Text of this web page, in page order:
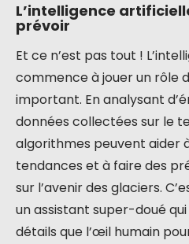
L’intelligence
prévoir
Et ce n’est pas tout !
commence à jouer un rôle
important. En analysant
données collectées sur le
algorithmes peuvent aider
tendances et à faire des
sur l’avenir des glaciers.
un assistant super-doué
détails que l’œil humain